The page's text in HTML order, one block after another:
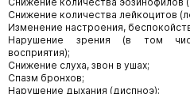
Снижение количества лейкоцитов
Изменение настроения,
Нарушение зрения (в том
восприятия);
Снижение слуха, звон в ушах;
Спазм бронхов;
Нарушение дыхания (диспноэ);